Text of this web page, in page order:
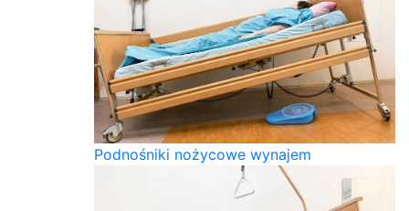
Podnośniki nożycowe wynajem